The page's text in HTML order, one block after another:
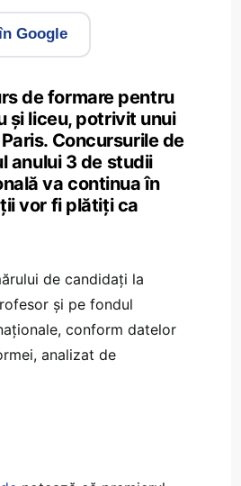
Google
de formare pentru
și liceu, potrivit unui
Concursurile de
anului 3 de studii
va continua în
vor fi plătiți ca
de candidați la
și pe fondul
conform datelor
analizat de